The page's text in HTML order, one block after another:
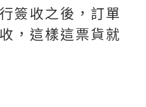
簽收之後，訂單
，這樣這票貨就